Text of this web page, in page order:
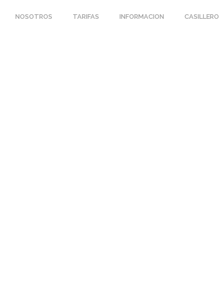
NOSOTROS TARIFAS INFORMACION CASILLERO